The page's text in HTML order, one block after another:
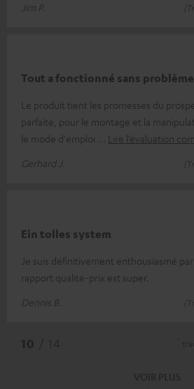
Jim P.
Tout a fonctionné sans
Le produit tient les promesses du
parfaite, pour le montage et la
le mode d'emploi
Lire l’évaluation
Gerhard J.
Ein tolles system
Je suis définitivement enthousiasmé
rapport qualité-prix est super.
Dennis B.